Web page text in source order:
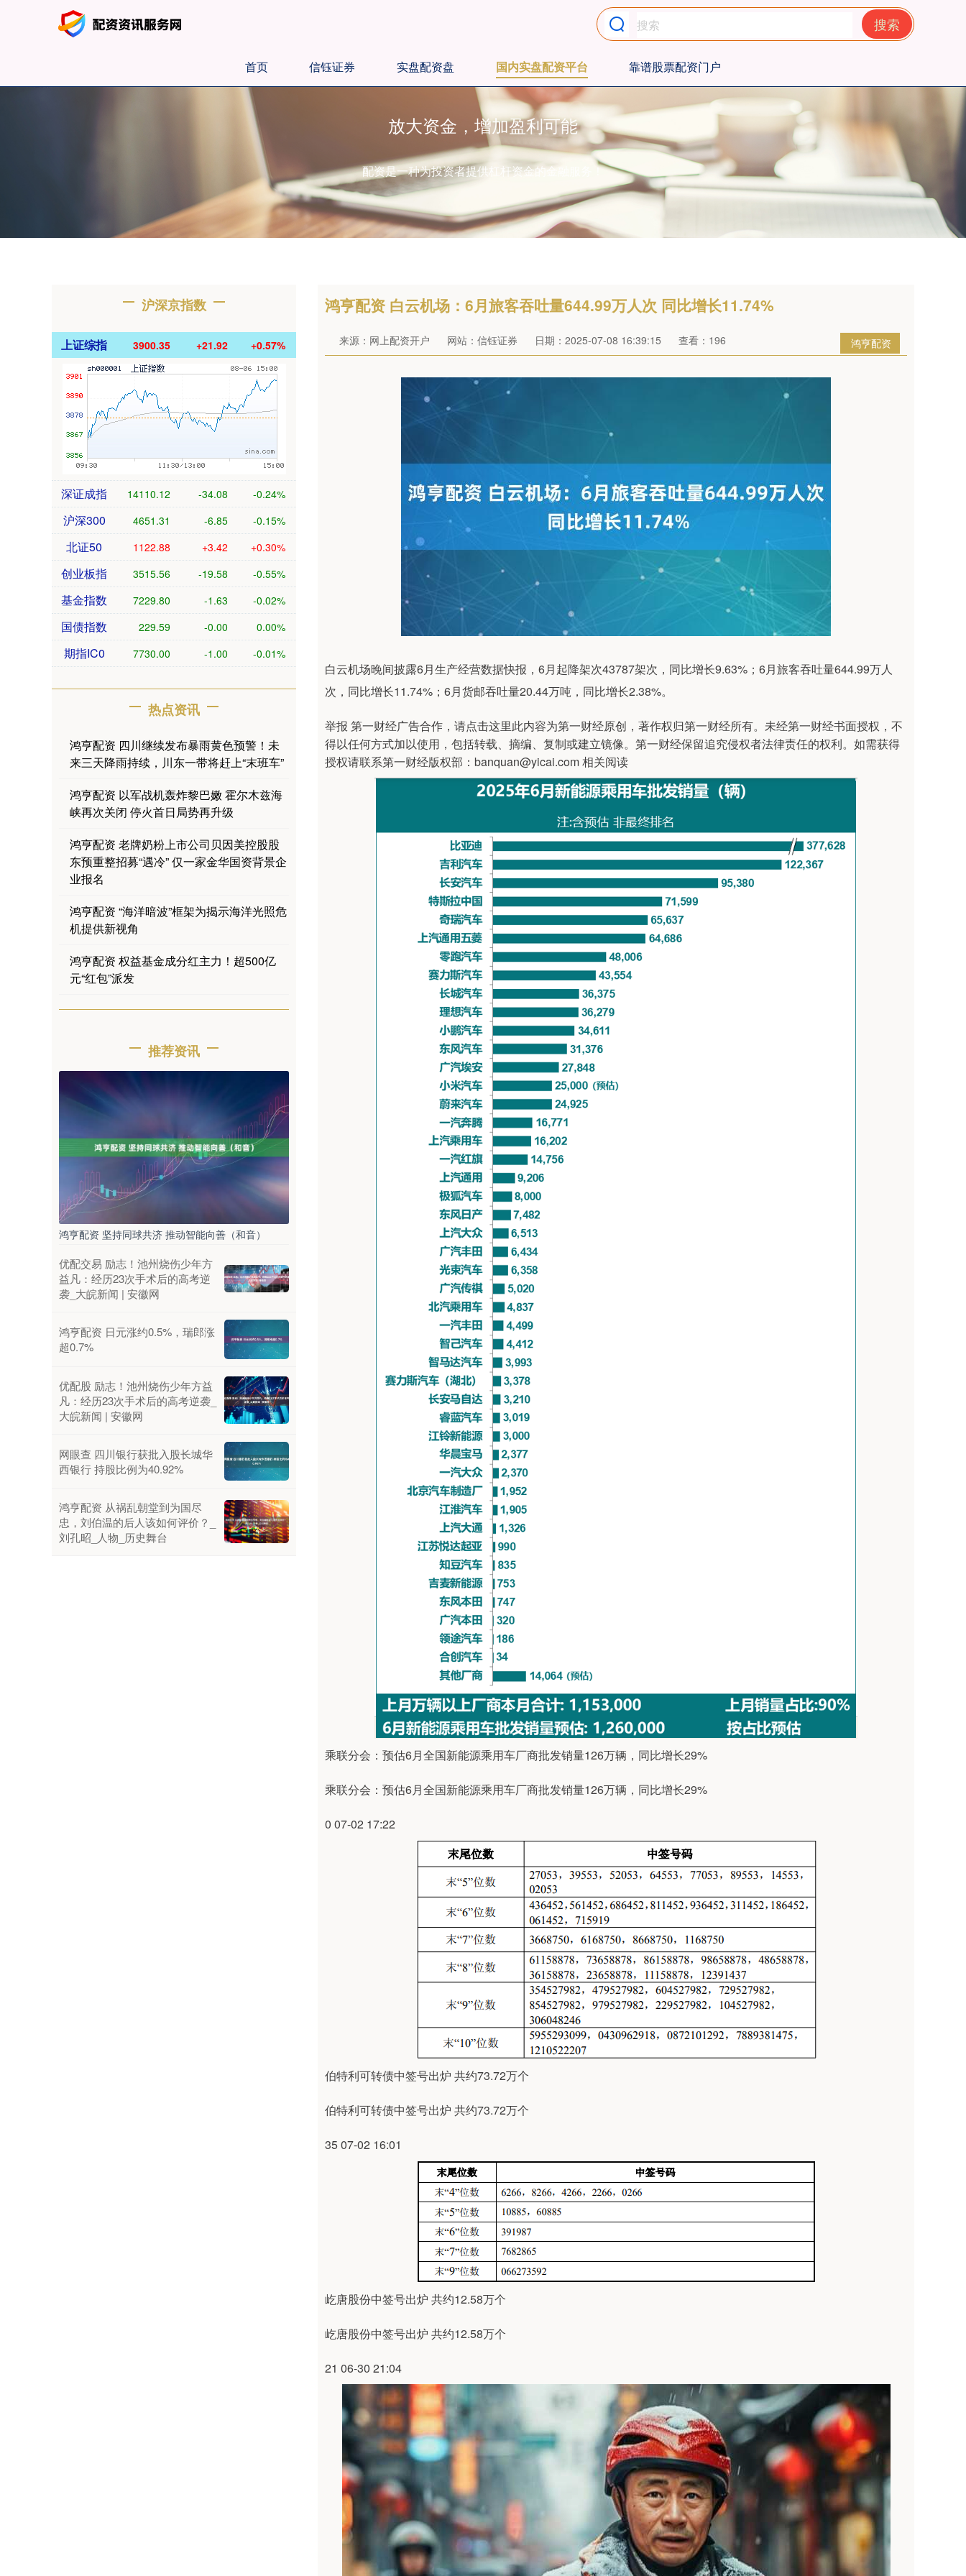
搜索
首页 信钰证券 实盘配资盘 国内实盘配资平台 靠谱股票配资门户
放大资金，增加盈利可能
配资是一种为投资者提供杠杆资金的金融服务！
鸿亨配资 白云机场：6月旅客吞吐量644.99万人次 同比增长11.74%
鸿亨配资
来源：网上配资开户 网站：信钰证券 日期：2025-07-08 16:39:15 查看：196
白云机场晚间披露6月生产经营数据快报，6月起降架次43787架次，同比增长9.63%；6月旅客吞吐量644.99万人
次，同比增长11.74%；6月货邮吞吐量20.44万吨，同比增长2.38%。
举报 第一财经广告合作，请点击这里此内容为第一财经原创，著作权归第一财经所有。未经第一财经书面授权，不
得以任何方式加以使用，包括转载、摘编、复制或建立镜像。第一财经保留追究侵权者法律责任的权利。如需获得
授权请联系第一财经版权部：banquan@yicai.com 相关阅读
乘联分会：预估6月全国新能源乘用车厂商批发销量126万辆，同比增长29%
乘联分会：预估6月全国新能源乘用车厂商批发销量126万辆，同比增长29%
0 07-02 17:22
伯特利可转债中签号出炉 共约73.72万个
伯特利可转债中签号出炉 共约73.72万个
35 07-02 16:01
屹唐股份中签号出炉 共约12.58万个
屹唐股份中签号出炉 共约12.58万个
21 06-30 21:04
沪深京指数
上证综指 3900.35 +21.92 +0.57%
深证成指 14110.12 -34.08 -0.24%
沪深300 4651.31 -6.85 -0.15%
北证50 1122.88 +3.42 +0.30%
创业板指 3515.56 -19.58 -0.55%
基金指数 7229.80 -1.63 -0.02%
国债指数 229.59 -0.00 0.00%
期指IC0 7730.00 -1.00 -0.01%
热点资讯
鸿亨配资 四川继续发布暴雨黄色预警！未
来三天降雨持续，川东一带将赶上“末班车”
鸿亨配资 以军战机轰炸黎巴嫩 霍尔木兹海
峡再次关闭 停火首日局势再升级
鸿亨配资 老牌奶粉上市公司贝因美控股股
东预重整招募“遇冷” 仅一家金华国资背景企
业报名
鸿亨配资 “海洋暗波”框架为揭示海洋光照危
机提供新视角
鸿亨配资 权益基金成分红主力！超500亿
元“红包”派发
推荐资讯
鸿亨配资 坚持同球共济 推动智能向善（和音）
优配交易 励志！池州烧伤少年方
益凡：经历23次手术后的高考逆
袭_大皖新闻 | 安徽网
鸿亨配资 日元涨约0.5%，瑞郎涨
超0.7%
优配股 励志！池州烧伤少年方益
凡：经历23次手术后的高考逆袭_
大皖新闻 | 安徽网
网眼查 四川银行获批入股长城华
西银行 持股比例为40.92%
鸿亨配资 从祸乱朝堂到为国尽
忠，刘伯温的后人该如何评价？_
刘孔昭_人物_历史舞台